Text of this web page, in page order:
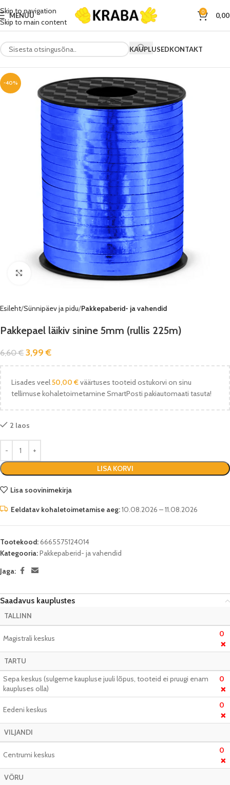
Skip to navigation
Skip to main content
MENÜÜ 0
KAUPLUSEDKONTAKT
-40%
Vaata pilti
Esileht Sünnipäev ja pidu Pakkepaberid- ja vahendid
Pakkepael läikiv sinine 5mm (rullis 225m)
6,60€ 3,99€
Lisades veel50,00 €väärtuses tooteid ostukorvi on sinu
tellimuse kohaletoimetamine SmartPosti pakiautomaati tasuta!
2 laos
LISA KORVI
Lisa soovinimekirja
Eeldatav kohaletoimetamise aeg:10.08.2026 – 11.08.2026
Tootekood:6665575124014
Kategooria:Pakkepaberid- ja vahendid
Jaga:
Saadavus kauplustes
TALLINN
Magistrali keskus 0
❌
TARTU
Sepa keskus (sulgeme kaupluse juuli lõpus, tooteid ei pruugi enam
kaupluses olla)
0
❌
Eedeni keskus 0
❌
VILJANDI
Centrumi keskus 0
❌
VÕRU